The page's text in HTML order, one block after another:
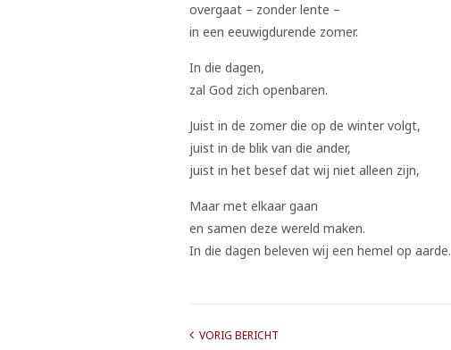
overgaat – zonder lente –
in een eeuwigdurende zomer.
In die dagen,
zal God zich openbaren.
Juist in de zomer die op de winter volgt,
juist in de blik van die ander,
juist in het besef dat wij niet alleen zijn,
Maar met elkaar gaan
en samen deze wereld maken.
In die dagen beleven wij een hemel op aarde.
VORIG BERICHT